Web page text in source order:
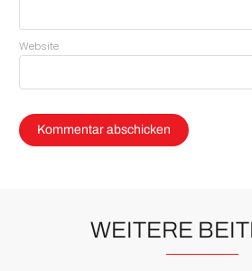
Website
WEITERE